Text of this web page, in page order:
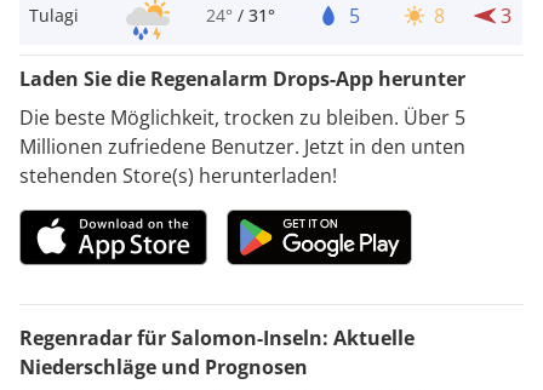
Tulagi 24° / 31° 5 8 3
Laden Sie die Regenalarm Drops-App herunter
Die beste Möglichkeit, trocken zu bleiben. Über 5
Millionen zufriedene Benutzer. Jetzt in den unten
stehenden Store(s) herunterladen!
Regenradar für Salomon-Inseln: Aktuelle
Niederschläge und Prognosen